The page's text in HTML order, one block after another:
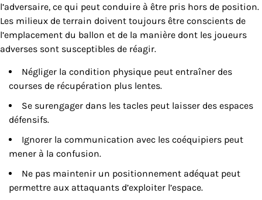
l’adversaire, ce qui peut conduire à être pris hors de position.
Les milieux de terrain doivent toujours être conscients de
l’emplacement du ballon et de la manière dont les joueurs
adverses sont susceptibles de réagir.
Négliger la condition physique peut entraîner des
courses de récupération plus lentes.
Se surengager dans les tacles peut laisser des espaces
défensifs.
Ignorer la communication avec les coéquipiers peut
mener à la confusion.
Ne pas maintenir un positionnement adéquat peut
permettre aux attaquants d’exploiter l’espace.